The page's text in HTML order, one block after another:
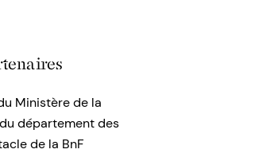
Ministère de la
département des
de la BnF